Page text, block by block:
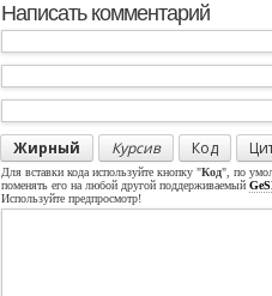
Написать комментарий
Жирный Курсив Код
Для вставки кода используйте кнопку "Код", по
поменять его на любой другой поддерживаемый
Используйте предпросмотр!